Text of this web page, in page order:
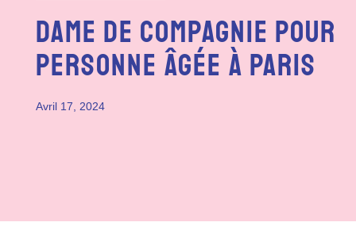
Dame De Compagnie Pour
Personne Âgée À Paris
Avril 17, 2024